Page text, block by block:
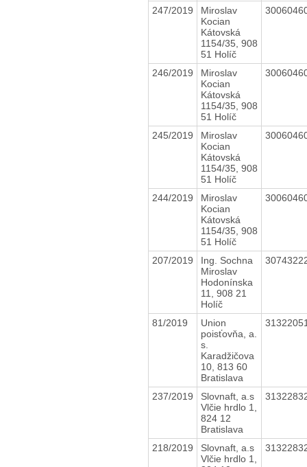
247/2019
Miroslav
Kocian
Kátovská
1154/35, 908
51 Holíč
246/2019
Miroslav
Kocian
Kátovská
1154/35, 908
51 Holíč
245/2019
Miroslav
Kocian
Kátovská
1154/35, 908
51 Holíč
244/2019
Miroslav
Kocian
Kátovská
1154/35, 908
51 Holíč
207/2019
Ing. Sochna
Miroslav
Hodonínska
11, 908 21
Holíč
81/2019
Union
poisťovňa, a.
s.
Karadžičova
10, 813 60
Bratislava
237/2019
Slovnaft, a.s
Vlčie hrdlo 1,
824 12
Bratislava
218/2019
Slovnaft, a.s
Vlčie hrdlo 1,